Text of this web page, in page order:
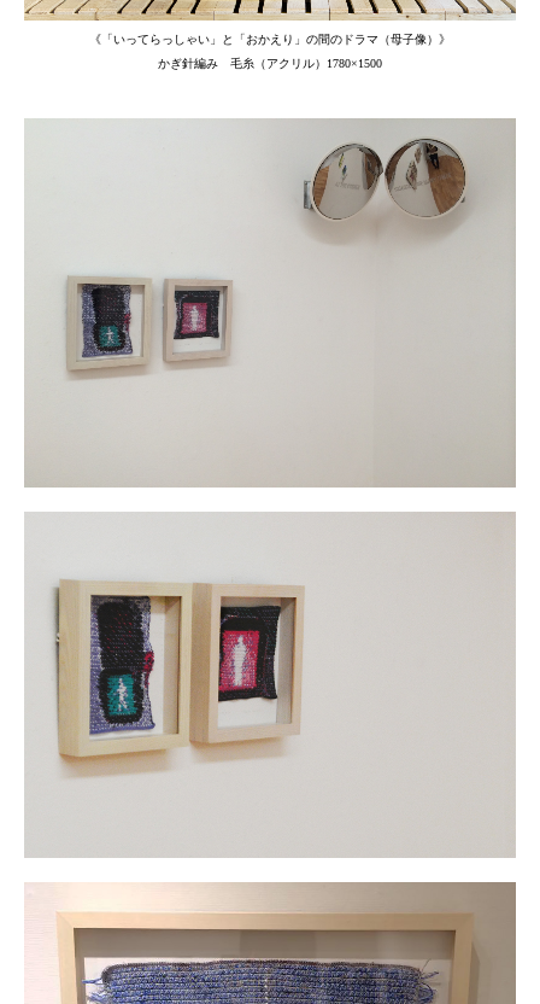
《「いってらっしゃい」と「おかえり」の間のドラマ（母子像）》
かぎ針編み 毛糸（アクリル） 1780×1500